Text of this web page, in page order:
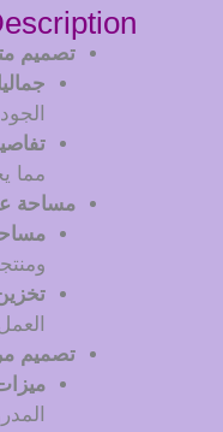
تصميم
مما
مساحة
تصميم